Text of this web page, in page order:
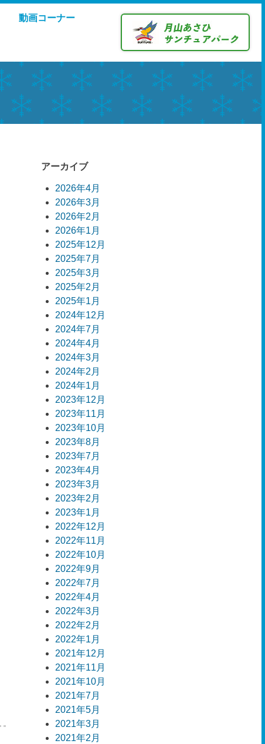
動画コーナー
アーカイブ
2026年4月
2026年3月
2026年2月
2026年1月
2025年12月
2025年7月
2025年3月
2025年2月
2025年1月
2024年12月
2024年7月
2024年4月
2024年3月
2024年2月
2024年1月
2023年12月
2023年11月
2023年10月
2023年8月
2023年7月
2023年4月
2023年3月
2023年2月
2023年1月
2022年12月
2022年11月
2022年10月
2022年9月
2022年7月
2022年4月
2022年3月
2022年2月
2022年1月
2021年12月
2021年11月
2021年10月
2021年7月
2021年5月
2021年3月
2021年2月